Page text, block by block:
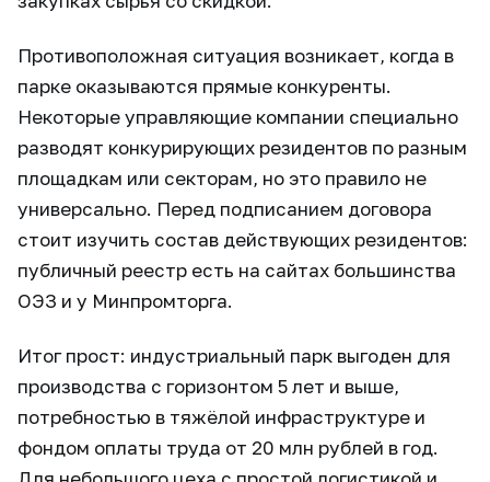
Противоположная ситуация возникает, когда в
парке оказываются прямые конкуренты.
Некоторые управляющие компании специально
разводят конкурирующих резидентов по разным
площадкам или секторам, но это правило не
универсально. Перед подписанием договора
стоит изучить состав действующих резидентов:
публичный реестр есть на сайтах большинства
ОЭЗ и у Минпромторга.
Итог прост: индустриальный парк выгоден для
производства с горизонтом 5 лет и выше,
потребностью в тяжёлой инфраструктуре и
фондом оплаты труда от 20 млн рублей в год.